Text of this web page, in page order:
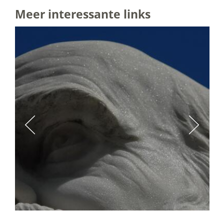
Meer interessante links